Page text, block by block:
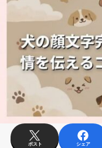
ポスト シェア